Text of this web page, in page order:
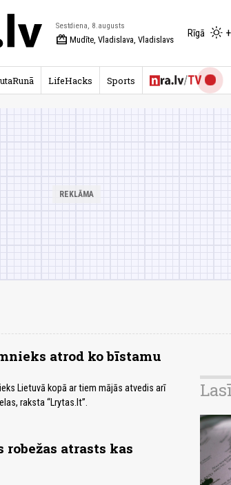
Sestdiena, 8.augusts
redeem Mudīte, Vladislava, Vladislavs
Rīgā
LifeHacks Sports
atrod ko bīstamu
Lietuvā kopā ar tiem mājās atvedis arī
raksta “Lrytas.lt”.
atrasts kas